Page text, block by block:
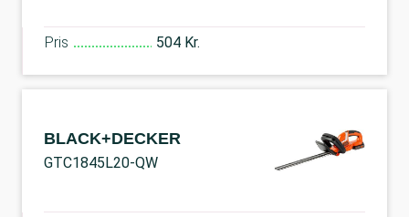
Pris 504 Kr.
BLACK+DECKER
GTC1845L20-QW